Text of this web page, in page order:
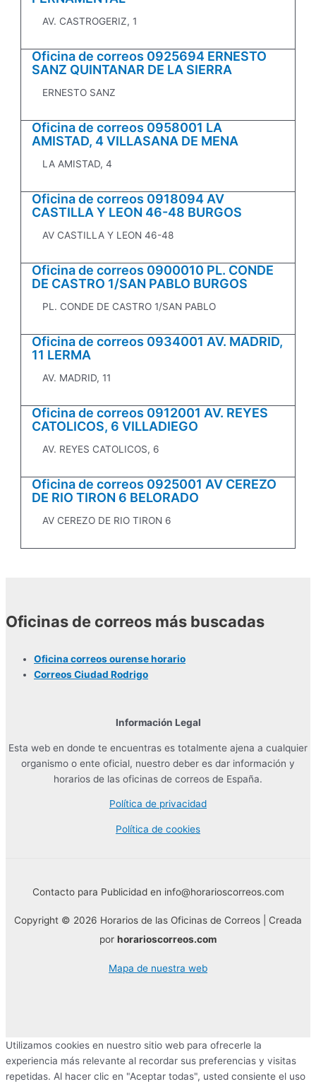
AV. CASTROGERIZ, 1
Oficina de correos 0925694 ERNESTO
SANZ QUINTANAR DE LA SIERRA
ERNESTO SANZ
Oficina de correos 0958001 LA
AMISTAD, 4 VILLASANA DE MENA
LA AMISTAD, 4
Oficina de correos 0918094 AV
CASTILLA Y LEON 46-48 BURGOS
AV CASTILLA Y LEON 46-48
Oficina de correos 0900010 PL. CONDE
DE CASTRO 1/SAN PABLO BURGOS
PL. CONDE DE CASTRO 1/SAN PABLO
Oficina de correos 0934001 AV. MADRID,
11 LERMA
AV. MADRID, 11
Oficina de correos 0912001 AV. REYES
CATOLICOS, 6 VILLADIEGO
AV. REYES CATOLICOS, 6
Oficina de correos 0925001 AV CEREZO
DE RIO TIRON 6 BELORADO
AV CEREZO DE RIO TIRON 6
Oficinas de correos más buscadas
Oficina correos ourense horario
Correos Ciudad Rodrigo
Información Legal
Esta web en donde te encuentras es totalmente ajena a cualquier
organismo o ente oficial, nuestro deber es dar información y
horarios de las oficinas de correos de España.
Política de privacidad
Política de cookies
Contacto para Publicidad en info@horarioscorreos.com
Copyright © 2026 Horarios de las Oficinas de Correos | Creada
por horarioscorreos.com
Mapa de nuestra web
Utilizamos cookies en nuestro sitio web para ofrecerle la
experiencia más relevante al recordar sus preferencias y visitas
repetidas. Al hacer clic en "Aceptar todas", usted consiente el uso